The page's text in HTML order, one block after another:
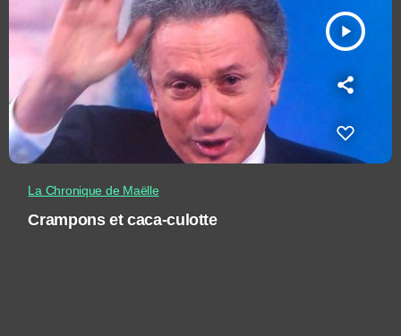
play_arrow
La Chronique de Maëlle
Crampons et caca-culotte